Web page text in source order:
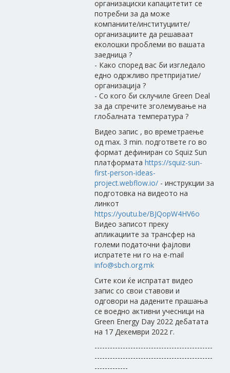
организациски капацитетит се
потребни за да може
компаниите/институциите/
организациите да решаваат
еколошки проблеми во вашата
заедница ?
- Како според вас би изгледало
едно одржливо претпријатие/
организација ?
- Со кого би склучиле Green Deal
за да спречите зголемување на
глобалната температура ?
Видео запис , во времетраење
од max. 3 min. подгответе го во
формат дефиниран со Squiz Sun
платформатаhttps://squiz-sun-
first-person-ideas-
project.webflow.io/ - инструкции за
подготовка на видеото на
линкот
https://youtu.be/BJQopW4HV6o
Видео записот преку
апликациите за трансфер на
големи податочни фајлови
испратете ни го на e-mail
info@sbch.org.mk
Сите кои ќе испратат видео
запис со свои ставови и
одговори на дадените прашања
се воедно активни учесници на
Green Energy Day 2022 дебатата
на 17 Декември 2022 г.
----------------------------------------------
----------------------------------------------
-------------